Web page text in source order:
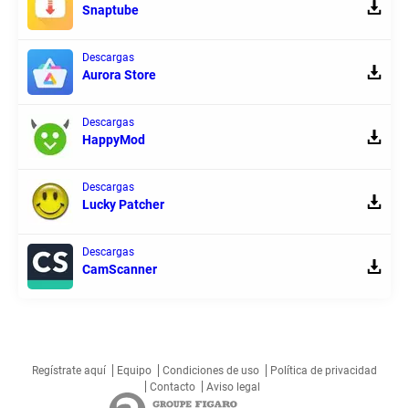
Snaptube
Descargas
Aurora Store
Descargas
HappyMod
Descargas
Lucky Patcher
Descargas
CamScanner
Regístrate aquí Equipo Condiciones de uso
Política de privacidad
Contacto
Aviso legal